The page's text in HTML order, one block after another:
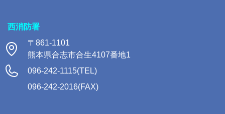
西消防署
〒861-1101
熊本県合志市合生4107番地1
096-242-1115(TEL)
096-242-2016(FAX)